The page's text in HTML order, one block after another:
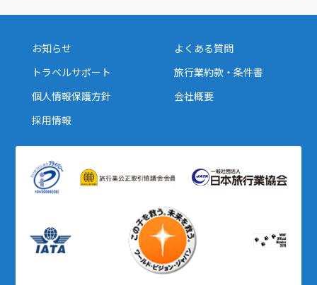
お知らせ
よくある質問
トラベルサポート
旅行業約款・条件書
個人情報保護方針
会社概要
採用情報